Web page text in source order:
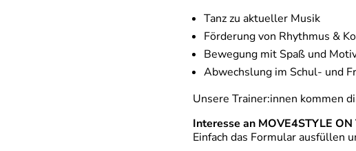
Tanz zu aktueller Musik
Förderung von Rhythmus &
Bewegung mit Spaß und
Abwechslung im Schul- und
Unsere Trainer:innen kommen
Interesse an MOVE4STYLE ON
Einfach das Formular ausfüllen